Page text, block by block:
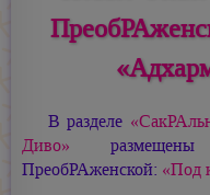
В разделе
Диво» размещены
ПреобРАженской: «Под